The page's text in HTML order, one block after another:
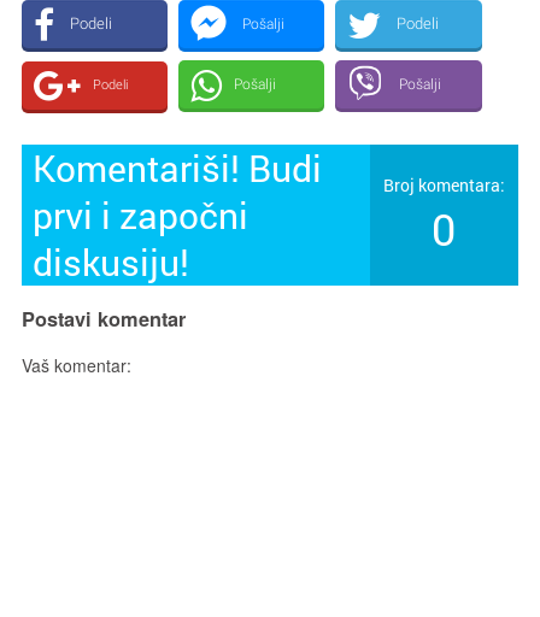
Podeli Pošalji Podeli
Podeli Pošalji Pošalji
Komentariši! Budi
prvi i započni
diskusiju!
Broj komentara:
0
Postavi komentar
Vaš komentar: